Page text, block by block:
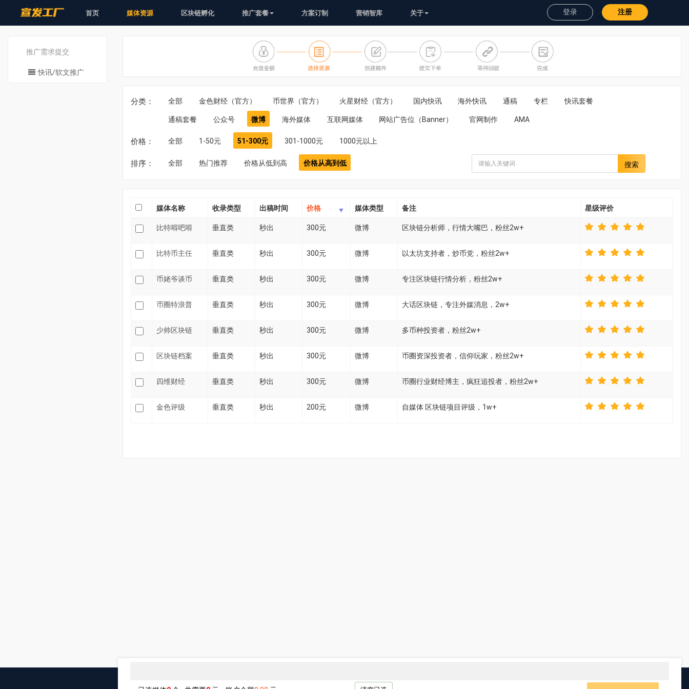
首页 媒体资源 区块链孵化 推广套餐 方案订制 营销智库 关于 登录 注册
推广需求提交
快讯/软文推广
分类： 全部 金色财经（官方） 币世界（官方） 火星财经（官方） 国内快讯 海外快讯 通稿 专栏 快讯套餐
通稿套餐 公众号 微博 海外媒体 互联网媒体 网站广告位（Banner） 官网制作 AMA
价格： 全部 1-50元 51-300元 301-1000元 1000元以上
排序： 全部 热门推荐 价格从低到高 价格从高到低 搜索
媒体名称 收录类型 出稿时间 价格 媒体类型 备注 星级评价
比特嘚吧嘚 垂直类 秒出 300元 微博 区块链分析师，行情大嘴巴，粉丝2w+
比特币主任 垂直类 秒出 300元 微博 以太坊支持者，炒币党，粉丝2w+
币姥爷谈币 垂直类 秒出 300元 微博 专注区块链行情分析，粉丝2w+
币圈特浪普 垂直类 秒出 300元 微博 大话区块链，专注外媒消息，2w+
少帅区块链 垂直类 秒出 300元 微博 多币种投资者，粉丝2w+
区块链档案 垂直类 秒出 300元 微博 币圈资深投资者，信仰玩家，粉丝2w+
四维财经 垂直类 秒出 300元 微博 币圈行业财经博主，疯狂追投者，粉丝2w+
金色评级 垂直类 秒出 200元 微博 自媒体 区块链项目评级，1w+